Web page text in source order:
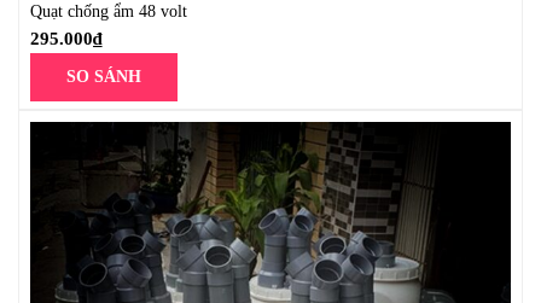
Quạt chống ẩm 48 volt
295.000₫
SO SÁNH